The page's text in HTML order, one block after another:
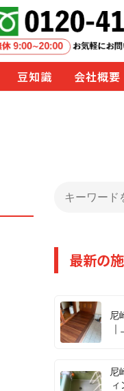
豆知識 会社概要
最新の
尼
尼